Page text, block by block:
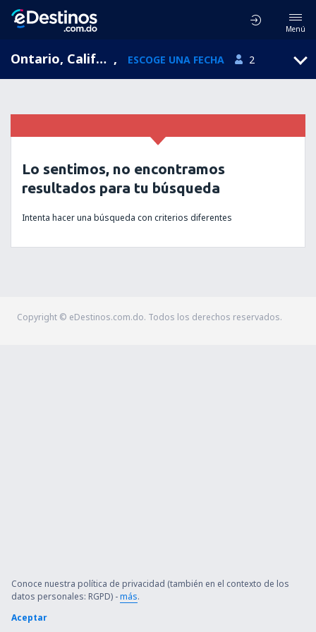
Menú
Ontario, California, Estados Unidos , ESCOGE UNA FECHA 2
Lo sentimos, no encontramos
resultados para tu búsqueda
Intenta hacer una búsqueda con criterios diferentes
Copyright © eDestinos.com.do. Todos los derechos reservados.
Conoce nuestra política de privacidad (también en el contexto de los
datos personales: RGPD) -más.
Aceptar